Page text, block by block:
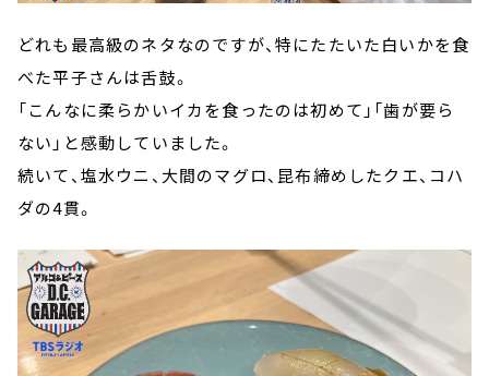
どれも最高級のネタなのですが、特にたたいた白いかを食
べた平子さんは舌鼓。
「こんなに柔らかいイカを食ったのは初めて」「歯が要ら
ない」と感動していました。
続いて、塩水ウニ、大間のマグロ、昆布締めしたクエ、コハ
ダの4貫。